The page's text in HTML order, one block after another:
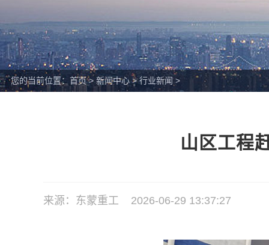
您的当前位置： 首页 > 新闻中心 >行业新闻>
山区工程
来源：东蒙重工 2026-06-29 13:37:27